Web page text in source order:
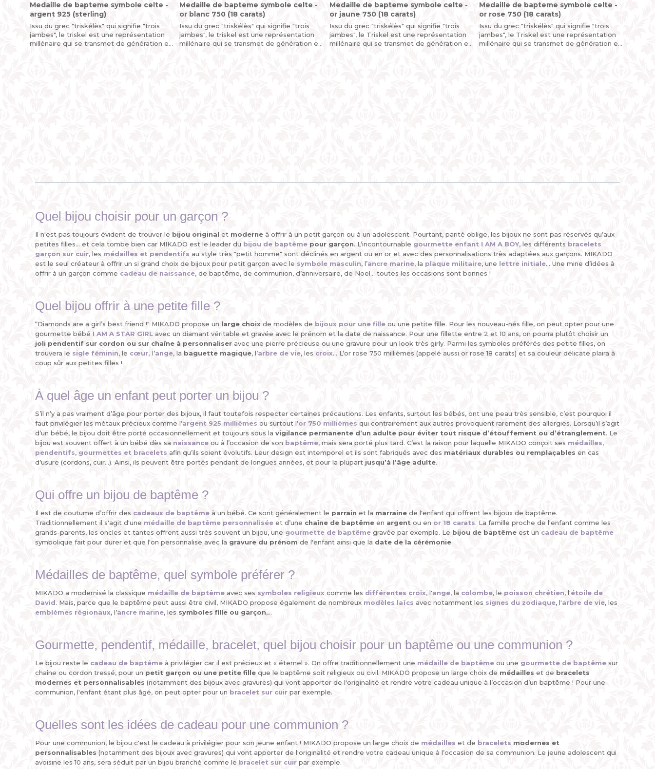
Medaille de bapteme symbole celte -
argent 925 (sterling)
Issu du grec "triskélès" qui signifie "trois
jambes", le triskel est une représentation
millénaire qui se transmet de génération en
Medaille de bapteme symbole celte -
or blanc 750 (18 carats)
Issu du grec "triskélès" qui signifie "trois
jambes", le triskel est une représentation
millénaire qui se transmet de génération en
Medaille de bapteme symbole celte -
or jaune 750 (18 carats)
Issu du grec "triskélès" qui signifie "trois
jambes", le Triskel est une représentation
millénaire qui se transmet de génération en
Medaille de bapteme symbole celte -
or rose 750 (18 carats)
Issu du grec "triskélès" qui signifie "trois
jambes", le Triskel est une représentation
millénaire qui se transmet de génération en
Quel bijou choisir pour un garçon ?
Il n'est pas toujours évident de trouver le bijou original et moderne à offrir à un petit garçon ou à un adolescent. Pourtant, parité oblige, les bijoux ne sont pas réservés qu’aux
petites filles... et cela tombe bien car MIKADO est le leader du bijou de baptême pour garçon. L’incontournable gourmette enfant I AM A BOY, les différents bracelets
garçon sur cuir, les médailles et pendentifs au style très "petit homme" sont déclinés en argent ou en or et avec des personnalisations très adaptées aux garçons. MIKADO
est le seul créateur à offrir un si grand choix de bijoux pour petit garçon avec le symbole masculin, l’ancre marine, la plaque militaire, une lettre initiale... Une mine d’idées à
offrir à un garçon comme cadeau de naissance, de baptême, de communion, d’anniversaire, de Noël... toutes les occasions sont bonnes !
Quel bijou offrir à une petite fille ?
“Diamonds are a girl’s best friend !" MIKADO propose un large choix de modèles de bijoux pour une fille ou une petite fille. Pour les nouveau-nés fille, on peut opter pour une
gourmette bébé I AM A STAR GIRL avec un diamant véritable et gravée avec le prénom et la date de naissance. Pour une fillette entre 2 et 10 ans, on pourra plutôt choisir un
joli pendentif sur cordon ou sur chaîne à personnaliser avec une pierre précieuse ou une gravure pour un look très girly. Parmi les symboles préférés des petite filles, on
trouvera le sigle féminin, le cœur, l’ange, la baguette magique, l’arbre de vie, les croix... L’or rose 750 millièmes (appelé aussi or rose 18 carats) et sa couleur délicate plaira à
coup sûr aux petites filles !
À quel âge un enfant peut porter un bijou ?
S’il n’y a pas vraiment d’âge pour porter des bijoux, il faut toutefois respecter certaines précautions. Les enfants, surtout les bébés, ont une peau très sensible, c’est pourquoi il
faut privilégier les métaux précieux comme l’argent 925 millièmes ou surtout l’or 750 millièmes qui contrairement aux autres provoquent rarement des allergies. Lorsqu’il s’agit
d’un bébé, le bijou doit être porté occasionnellement et toujours sous la vigilance permanente d’un adulte pour éviter tout risque d’étouffement ou d’étranglement. Le
bijou est souvent offert à un bébé dès sa naissance ou à l’occasion de son baptême, mais sera porté plus tard. C’est la raison pour laquelle MIKADO conçoit ses médailles,
pendentifs, gourmettes et bracelets afin qu’ils soient évolutifs. Leur design est intemporel et ils sont fabriqués avec des matériaux durables ou remplaçables en cas
d’usure (cordons, cuir...). Ainsi, ils peuvent être portés pendant de longues années, et pour la plupart jusqu’à l’âge adulte.
Qui offre un bijou de baptême ?
Il est de coutume d’offrir des cadeaux de baptême à un bébé. Ce sont généralement le parrain et la marraine de l'enfant qui offrent les bijoux de baptême.
Traditionnellement il s'agit d'une médaille de baptême personnalisée et d’une chaîne de baptême en argent ou en or 18 carats. La famille proche de l'enfant comme les
grands-parents, les oncles et tantes offrent aussi très souvent un bijou, une gourmette de baptême gravée par exemple. Le bijou de baptême est un cadeau de baptême
symbolique fait pour durer et que l'on personnalise avec la gravure du prénom de l'enfant ainsi que la date de la cérémonie.
Médailles de baptême, quel symbole préférer ?
MIKADO a modernisé la classique médaille de baptême avec ses symboles religieux comme les différentes croix, l'ange, la colombe, le poisson chrétien, l'étoile de
David. Mais, parce que le baptême peut aussi être civil, MIKADO propose également de nombreux modèles laïcs avec notamment les signes du zodiaque, l'arbre de vie, les
emblèmes régionaux, l’ancre marine, les symboles fille ou garçon,...
Gourmette, pendentif, médaille, bracelet, quel bijou choisir pour un baptême ou une communion ?
Le bijou reste le cadeau de baptême à privilégier car il est précieux et « éternel ». On offre traditionnellement une médaille de baptême ou une gourmette de baptême sur
chaîne ou cordon tressé, pour un petit garçon ou une petite fille que le baptême soit religieux ou civil. MIKADO propose un large choix de médailles et de bracelets
modernes et personnalisables (notamment des bijoux avec gravures) qui vont apporter de l'originalité et rendre votre cadeau unique à l’occasion d’un baptême ! Pour une
communion, l'enfant étant plus âgé, on peut opter pour un bracelet sur cuir par exemple.
Quelles sont les idées de cadeau pour une communion ?
Pour une communion, le bijou c'est le cadeau à privilégier pour son jeune enfant ! MIKADO propose un large choix de médailles et de bracelets modernes et
personnalisables (notamment des bijoux avec gravures) qui vont apporter de l'originalité et rendre votre cadeau unique à l’occasion de sa communion. Le jeune adolescent qui
avoisine les 10 ans, sera séduit par un bijou branché comme le bracelet sur cuir par exemple.